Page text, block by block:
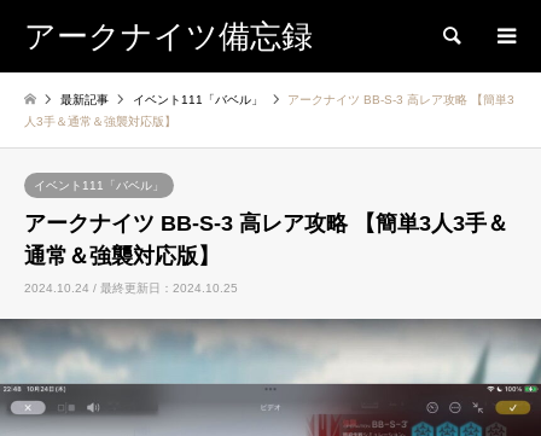
アークナイツ備忘録 検索
最新記事 イベント111「バベル」
アークナイツ BB-S-3 高レア攻略 【簡単3
人3手＆通常＆強襲対応版】
イベント111「バベル」
アークナイツ BB-S-3 高レア攻略 【簡単3人3手＆
通常＆強襲対応版】
2024.10.24 / 最終更新日：2024.10.25